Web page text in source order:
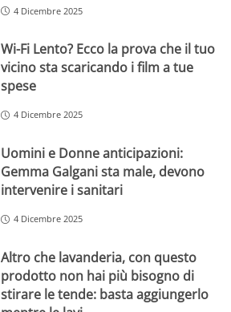
4 Dicembre 2025
Wi-Fi Lento? Ecco la prova che il tuo
vicino sta scaricando i film a tue
spese
4 Dicembre 2025
Uomini e Donne anticipazioni:
Gemma Galgani sta male, devono
intervenire i sanitari
4 Dicembre 2025
Altro che lavanderia, con questo
prodotto non hai più bisogno di
stirare le tende: basta aggiungerlo